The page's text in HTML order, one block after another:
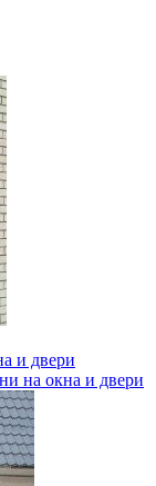
и двери
на окна и двери